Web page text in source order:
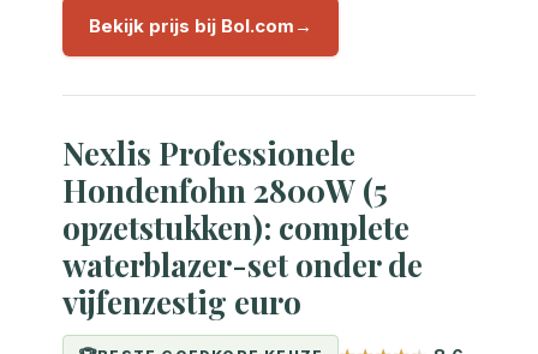
Bekijk prijs bij Bol.com
Nexlis Professionele
Hondenfohn 2800W (5
opzetstukken): complete
waterblazer-set onder de
vijfenzestig euro